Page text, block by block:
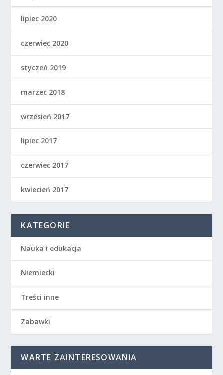
lipiec 2020
czerwiec 2020
styczeń 2019
marzec 2018
wrzesień 2017
lipiec 2017
czerwiec 2017
kwiecień 2017
KATEGORIE
Nauka i edukacja
Niemiecki
Treści inne
Zabawki
WARTE ZAINTERESOWANIA